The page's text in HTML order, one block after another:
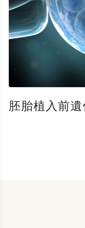
胚胎植入前遺